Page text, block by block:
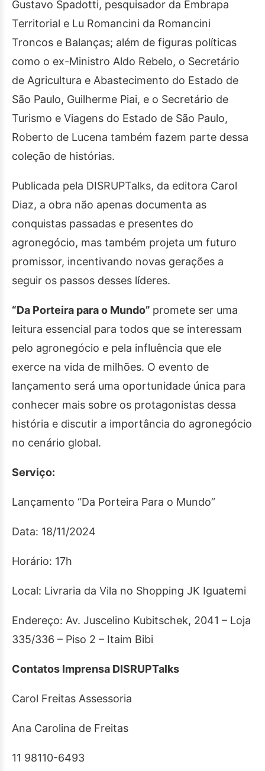
Gustavo Spadotti, pesquisador da Embrapa
Territorial e Lu Romancini da Romancini
Troncos e Balanças; além de figuras políticas
como o ex-Ministro Aldo Rebelo, o Secretário
de Agricultura e Abastecimento do Estado de
São Paulo, Guilherme Piai, e o Secretário de
Turismo e Viagens do Estado de São Paulo,
Roberto de Lucena também fazem parte dessa
coleção de histórias.
Publicada pela DISRUPTalks, da editora Carol
Diaz, a obra não apenas documenta as
conquistas passadas e presentes do
agronegócio, mas também projeta um futuro
promissor, incentivando novas gerações a
seguir os passos desses líderes.
“Da Porteira para o Mundo” promete ser uma
leitura essencial para todos que se interessam
pelo agronegócio e pela influência que ele
exerce na vida de milhões. O evento de
lançamento será uma oportunidade única para
conhecer mais sobre os protagonistas dessa
história e discutir a importância do agronegócio
no cenário global.
Serviço:
Lançamento “Da Porteira Para o Mundo”
Data: 18/11/2024
Horário: 17h
Local: Livraria da Vila no Shopping JK Iguatemi
Endereço: Av. Juscelino Kubitschek, 2041 – Loja
335/336 – Piso 2 – Itaim Bibi
Contatos Imprensa DISRUPTalks
Carol Freitas Assessoria
Ana Carolina de Freitas
11 98110-6493